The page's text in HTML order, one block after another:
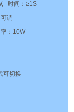
时间：≥1S
调
：10W
可切换